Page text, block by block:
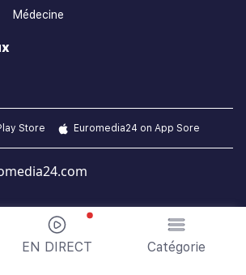
EN DIRECT Catégorie
Médecine
Store Euromedia24 on App Sore